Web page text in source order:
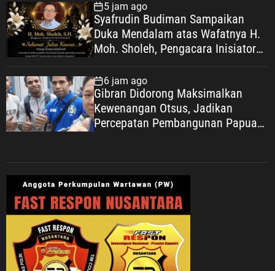
5 jam ago
Syafrudin Budiman Sampaikan
Duka Mendalam atas Wafatnya H.
Moh. Sholeh, Pengacara Inisiator
6 jam ago
Gibran Didorong Maksimalkan
Kewenangan Otsus, Jadikan
Percepatan Pembangunan Papua